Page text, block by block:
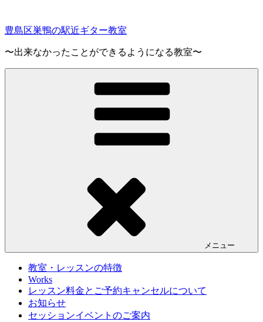
テ
へ
豊島区巣鴨の駅近ギター教室
〜出来なかったことができるようになる教室〜
メニュー
教室・レッスンの特徴
Works
レッスン料金とご予約キャンセルについて
お知らせ
セッションイベントのご案内